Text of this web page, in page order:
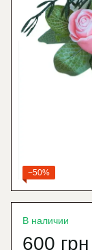
−50%
В наличии
600 грн